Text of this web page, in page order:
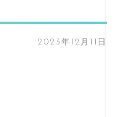
2023年12月11日